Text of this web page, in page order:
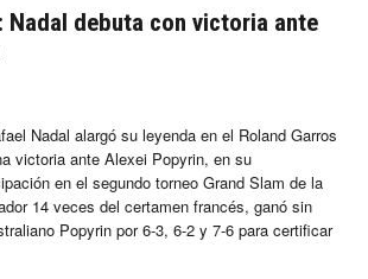
Nadal debuta con victoria ante
Nadal alargó su leyenda en el Roland Garros
victoria ante Alexei Popyrin, en su
en el segundo torneo Grand Slam de la
14 veces del certamen francés, ganó sin
Popyrin por 6-3, 6-2 y 7-6 para certificar